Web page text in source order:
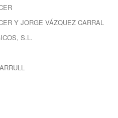
Y JORGE VÁZQUEZ CARRAL
S.L.